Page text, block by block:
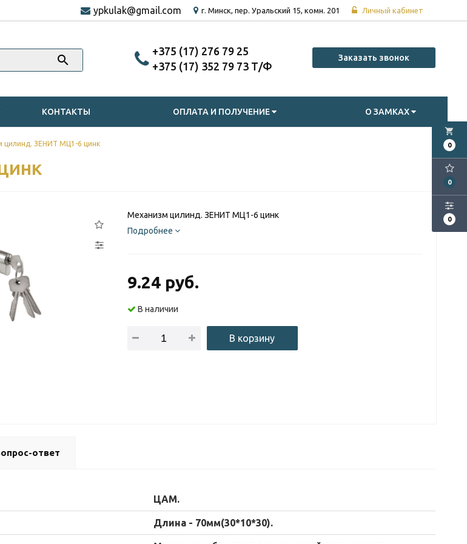
Личный кабинет
г. Минск, пер. Уральский 15, комн. 201
ypkulak@gmail.com
‎+375 (17) 276 79 25
‎+375 (17) 352 79 73
Заказать звонок
КОНТАКТЫ ОПЛАТА И ПОЛУЧЕНИЕ О ЗАМКАХ
цилинд. ЗЕНИТ МЦ1-6 цинк
local_grocery_store
0
0
0
Механизм цилинд. ЗЕНИТ МЦ1-6 цинк
Подробнее
9.24 руб.
В наличии
В корзину
ответ
ЦАМ.
Длина - 70мм(30*10*30).